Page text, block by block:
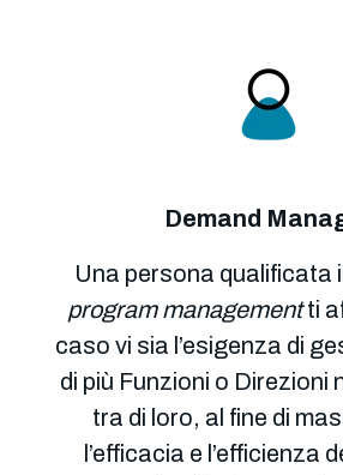
Demand
Una persona qualificata
programmanagementti
caso vi sia l’esigenza di
di più Funzioni o Direzioni
tra di loro, al fine di
l’efficacia e l’efficienza